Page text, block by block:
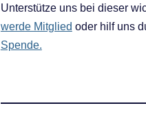
Unterstütze uns bei dieser
werde Mitglied oder hilf uns
Spende.